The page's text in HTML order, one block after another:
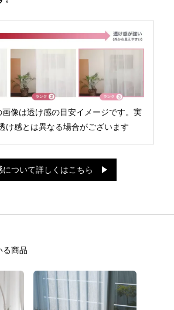
像は透け感の目安イメージです。実
け感とは異なる場合がございます
について詳しくはこちら
る商品